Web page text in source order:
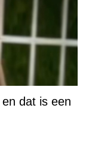
dat is een